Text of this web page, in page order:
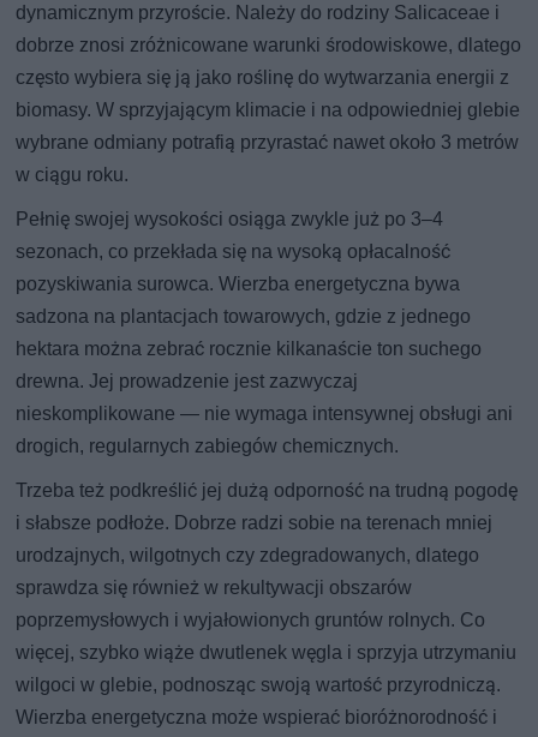
dynamicznym przyroście. Należy do rodziny Salicaceae i
dobrze znosi zróżnicowane warunki środowiskowe, dlatego
często wybiera się ją jako roślinę do wytwarzania energii z
biomasy. W sprzyjającym klimacie i na odpowiedniej glebie
wybrane odmiany potrafią przyrastać nawet około 3 metrów
w ciągu roku.
Pełnię swojej wysokości osiąga zwykle już po 3–4
sezonach, co przekłada się na wysoką opłacalność
pozyskiwania surowca. Wierzba energetyczna bywa
sadzona na plantacjach towarowych, gdzie z jednego
hektara można zebrać rocznie kilkanaście ton suchego
drewna. Jej prowadzenie jest zazwyczaj
nieskomplikowane — nie wymaga intensywnej obsługi ani
drogich, regularnych zabiegów chemicznych.
Trzeba też podkreślić jej dużą odporność na trudną pogodę
i słabsze podłoże. Dobrze radzi sobie na terenach mniej
urodzajnych, wilgotnych czy zdegradowanych, dlatego
sprawdza się również w rekultywacji obszarów
poprzemysłowych i wyjałowionych gruntów rolnych. Co
więcej, szybko wiąże dwutlenek węgla i sprzyja utrzymaniu
wilgoci w glebie, podnosząc swoją wartość przyrodniczą.
Wierzba energetyczna może wspierać bioróżnorodność i